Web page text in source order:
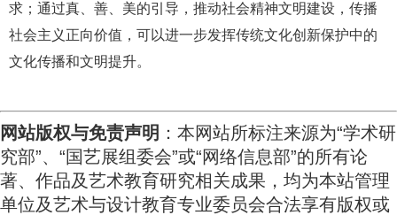
求；通过真、善、美的引 导 ，推动社会精神文明建设 ， 传播
社会主 义 正向价值 ，可以进一步发挥传统文化创新保护中的
文化传播和文明提升。
网站版权与免责声明 ：本网站所标注来源为“学术研
究部”、“国艺展组委会”或“网络信息部”的所有论
著、作品及艺术教育研究相关成果，均为本站管理
单位及艺术与设计教育专业委员会合法享有版权或